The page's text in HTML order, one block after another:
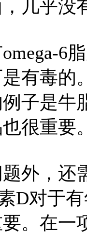
几乎没
6
有毒的
子是牛
很重要
外，还
D对于
。在一